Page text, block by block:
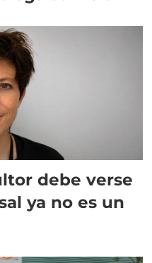
debe verse
ya no es un